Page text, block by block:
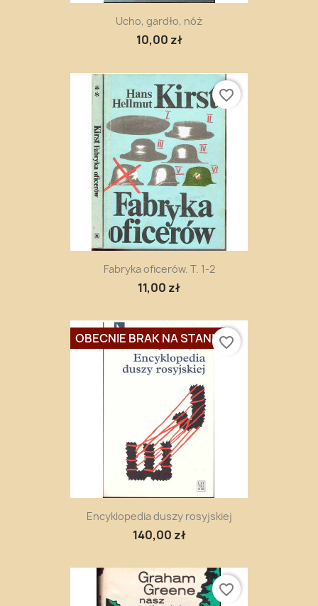
Ucho, gardło, nóż
10,00 zł
Fabryka oficerów. T. 1-2
11,00 zł
favorite_border
Encyklopedia duszy rosyjskiej
140,00 zł
OBECNIE BRAK NA STANIEfavorite_border
favorite_border